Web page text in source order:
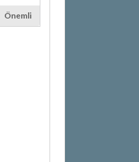
Önemli